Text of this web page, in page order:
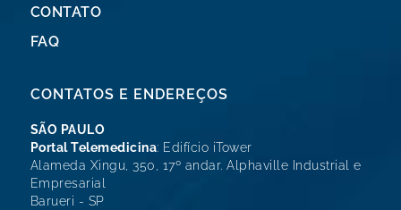
CONTATO
FAQ
CONTATOS E ENDEREÇOS
SÃO PAULO
Portal Telemedicina: Edifício iTower
Alameda Xingu, 350, 17º andar. Alphaville Industrial e
Empresarial
Barueri - SP